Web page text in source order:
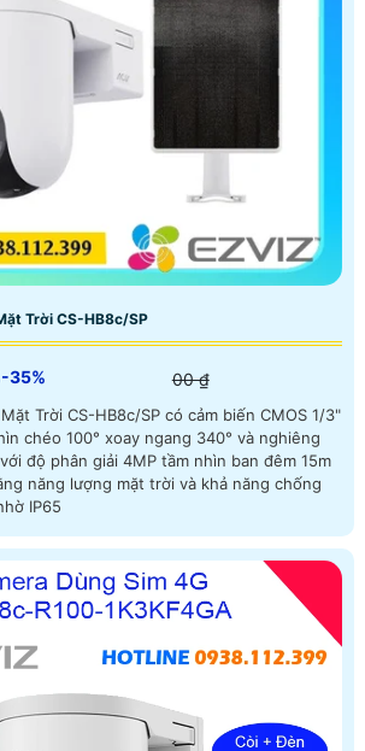
Trời CS-HB8c/SP
35% 00 ₫
Trời CS-HB8c/SP có cảm biến CMOS 1/3"
chéo 100° xoay ngang 340° và nghiêng
năng lượng mặt trời và khả năng chống
IP65